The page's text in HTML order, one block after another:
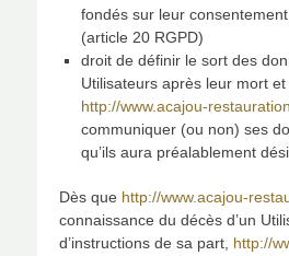
fondés sur leur
(article 20 RGPD)
droit de définir le sort des
Utilisateurs après leur mort
http://www.acajou-
communiquer (ou non) ses
qu’ils aura préalablement
Dès que http://www.acajou-
connaissance du décès d’un
d’instructions de sa part, http://